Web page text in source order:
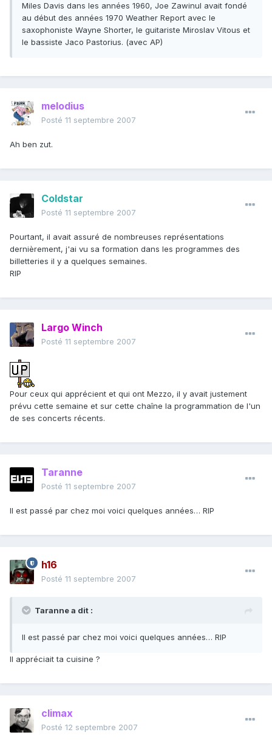
Miles Davis dans les années 1960, Joe Zawinul avait fondé
au début des années 1970 Weather Report avec le
saxophoniste Wayne Shorter, le guitariste Miroslav Vitous et
le bassiste Jaco Pastorius. (avec AP)
melodius
Posté 11 septembre 2007
Ah ben zut.
Coldstar
Posté 11 septembre 2007
Pourtant, il avait assuré de nombreuses représentations
dernièrement, j'ai vu sa formation dans les programmes des
billetteries il y a quelques semaines.
RIP
Largo Winch
Posté 11 septembre 2007
Pour ceux qui apprécient et qui ont Mezzo, il y avait justement
prévu cette semaine et sur cette chaîne la programmation de l'un
de ses concerts récents.
Taranne
Posté 11 septembre 2007
Il est passé par chez moi voici quelques années… RIP
h16
Posté 11 septembre 2007
Taranne a dit :
Il est passé par chez moi voici quelques années… RIP
Il appréciait ta cuisine ?
climax
Posté 12 septembre 2007